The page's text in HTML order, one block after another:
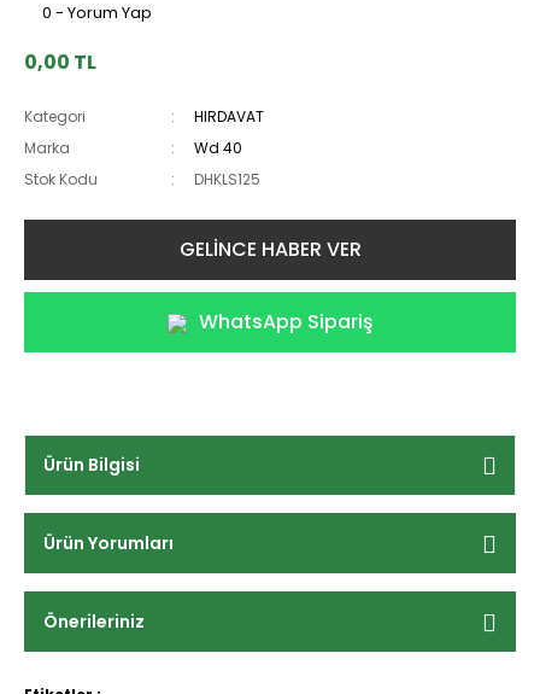
0 - Yorum Yap
0,00 TL
Kategori
HIRDAVAT
Marka
Wd 40
Stok Kodu
DHKLS125
GELİNCE HABER VER
WhatsApp Sipariş
Ürün Bilgisi
Ürün Yorumları
Önerileriniz